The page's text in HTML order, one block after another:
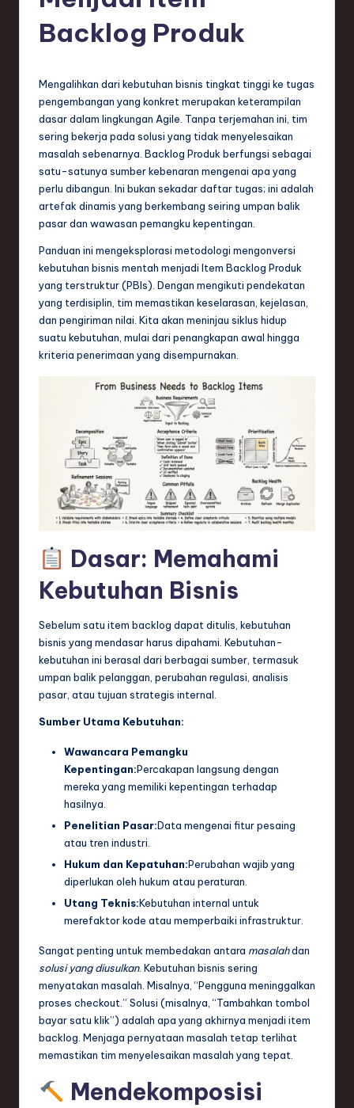
si
L
T
w
T
o
Backlog Produk
Mengalihkan dari kebutuhan bisnis tingkat tinggi ke tugas
pengembangan yang konkret merupakan keterampilan
dasar dalam lingkungan Agile. Tanpa terjemahan ini, tim
sering bekerja pada solusi yang tidak menyelesaikan
masalah sebenarnya. Backlog Produk berfungsi sebagai
satu-satunya sumber kebenaran mengenai apa yang
perlu dibangun. Ini bukan sekadar daftar tugas; ini adalah
artefak dinamis yang berkembang seiring umpan balik
pasar dan wawasan pemangku kepentingan.
Panduan ini mengeksplorasi metodologi mengonversi
kebutuhan bisnis mentah menjadi Item Backlog Produk
yang terstruktur (PBIs). Dengan mengikuti pendekatan
yang terdisiplin, tim memastikan keselarasan, kejelasan,
dan pengiriman nilai. Kita akan meninjau siklus hidup
suatu kebutuhan, mulai dari penangkapan awal hingga
kriteria penerimaan yang disempurnakan.
Dasar: Memahami
Kebutuhan Bisnis
Sebelum satu item backlog dapat ditulis, kebutuhan
bisnis yang mendasar harus dipahami. Kebutuhan-
kebutuhan ini berasal dari berbagai sumber, termasuk
umpan balik pelanggan, perubahan regulasi, analisis
pasar, atau tujuan strategis internal.
Sumber Utama Kebutuhan:
Wawancara Pemangku
Kepentingan:Percakapan langsung dengan
mereka yang memiliki kepentingan terhadap
hasilnya.
Penelitian Pasar:Data mengenai fitur pesaing
atau tren industri.
Hukum dan Kepatuhan:Perubahan wajib yang
diperlukan oleh hukum atau peraturan.
Utang Teknis:Kebutuhan internal untuk
merefaktor kode atau memperbaiki infrastruktur.
Sangat penting untuk membedakan antara masalahdan
solusi yang diusulkan. Kebutuhan bisnis sering
menyatakan masalah. Misalnya, “Pengguna meninggalkan
proses checkout.” Solusi (misalnya, “Tambahkan tombol
bayar satu klik”) adalah apa yang akhirnya menjadi item
backlog. Menjaga pernyataan masalah tetap terlihat
memastikan tim menyelesaikan masalah yang tepat.
Mendekomposisi